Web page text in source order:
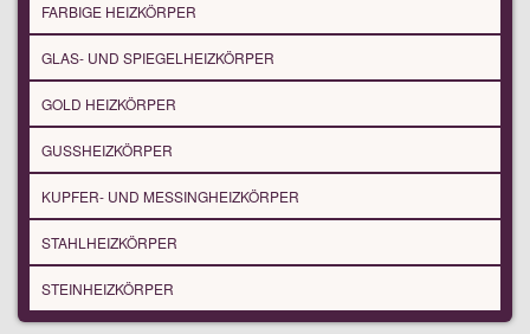
FARBIGE HEIZKÖRPER
GLAS- UND SPIEGELHEIZKÖRPER
GOLD HEIZKÖRPER
GUSSHEIZKÖRPER
KUPFER- UND MESSINGHEIZKÖRPER
STAHLHEIZKÖRPER
STEINHEIZKÖRPER